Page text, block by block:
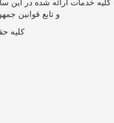
کلیه خدمات ارائه شده در این
و تابع قوانین
کلیه